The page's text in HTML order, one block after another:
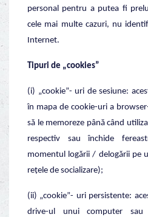
personal pentru a putea fi
cele mai multe cazuri, nu
Internet.
Tipuri de „cookies”
(i) „cookie”- uri de sesiune:
în mapa de cookie-uri a
să le memoreze până când
respectiv sau închide
momentul logării / delogării pe
rețele de socializare);
(ii) „cookie”- uri persistente:
drive-ul unui computer sau